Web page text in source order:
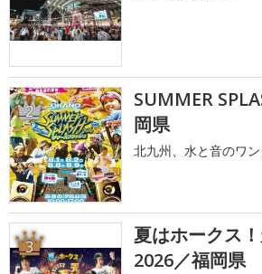
2
SUMMER
岡県
北九州、水と音のワ
3
夏はホークス
2026／福岡県